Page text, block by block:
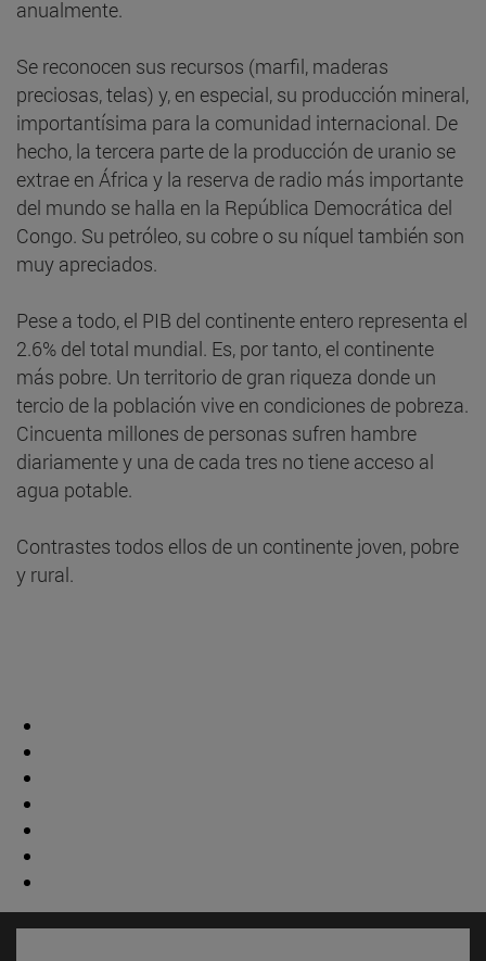
anualmente.
Se reconocen sus recursos (marfil, maderas
preciosas, telas) y, en especial, su producción mineral,
importantísima para la comunidad internacional. De
hecho, la tercera parte de la producción de uranio se
extrae en África y la reserva de radio más importante
del mundo se halla en la República Democrática del
Congo. Su petróleo, su cobre o su níquel también son
muy apreciados.
Pese a todo, el PIB del continente entero representa el
2.6% del total mundial. Es, por tanto, el continente
más pobre. Un territorio de gran riqueza donde un
tercio de la población vive en condiciones de pobreza.
Cincuenta millones de personas sufren hambre
diariamente y una de cada tres no tiene acceso al
agua potable.
Contrastes todos ellos de un continente joven, pobre
y rural.